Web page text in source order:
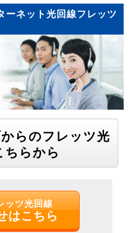
ーネット光回線フレッツ
らのフレッツ光
ちらから
ッツ光回線
はこちら